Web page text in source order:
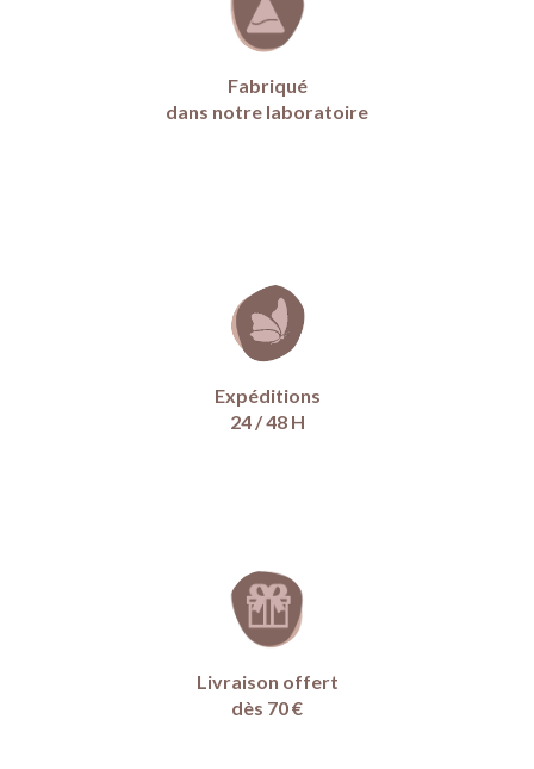
Fabriqué
dans notre laboratoire
Expéditions
24 / 48 H
Livraison offert
dès 70 €